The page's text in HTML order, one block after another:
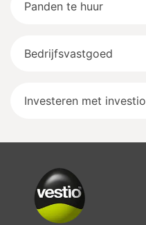
Panden te huur
Bedrijfsvastgoed
Investeren met investio